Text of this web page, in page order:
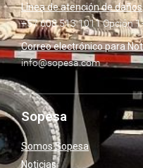
Línea de atención de daños
+57 608 513 1011 Opción
Correo electrónico para
info@sopesa.com
Sopesa
Somos Sopesa
Noticias